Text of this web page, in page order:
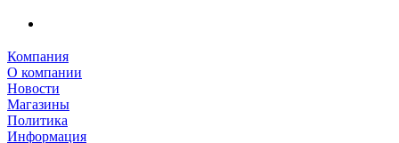
Компания
О компании
Новости
Магазины
Политика
Информация